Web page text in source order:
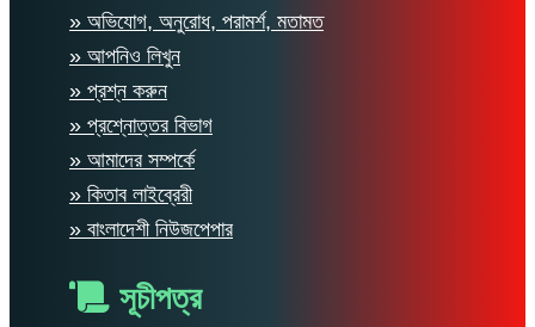
» অভিযোগ, অনুরোধ, পরামর্শ, মতামত
» আপনিও লিখুন
» প্রশ্ন করুন
» প্রশ্নোত্তর বিভাগ
» আমাদের সম্পর্কে
» কিতাব লাইব্রেরী
» বাংলাদেশী নিউজপেপার
সূচীপত্র